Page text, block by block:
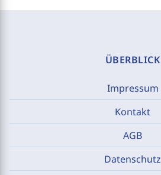
ÜBERBLICK
Impressum
Kontakt
AGB
Datenschutz